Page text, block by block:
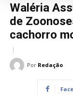
Waléria
de
cachorro
Por Redação